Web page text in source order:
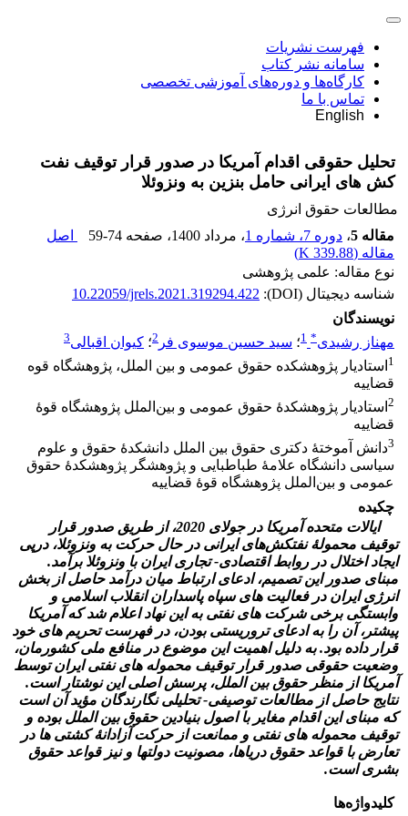
فهرست نشریات
سامانه نشر کتاب
کارگاه‌ها و دوره‌های آموزشی تخصصی
تماس با ما
English
تحلیل حقوقی اقدام آمریکا در صدور قرار توقیف نفت
کش های ‏ایرانی حامل بنزین به ونزوئلا
مطالعات حقوق انرژی
مقاله 5
، دوره 7، شماره 1 ، مرداد 1400 ، صفحه 59-74
اصل
مقاله (339.88 K
)
نوع مقاله: علمی پژوهشی
شناسه دیجیتال (DOI):
10.22059/jrels.2021.319294.422
نویسندگان
مهناز رشیدی*
1؛ سید حسین موسوی فر 2؛ کیوان اقبالی3
1
استادیار پژوهشکده حقوق عمومی و بین ‎الملل، پژوهشگاه قوه
قضاییه
2 استادیار پژوهشکدۀ حقوق عمومی و بین‌الملل پژوهشگاه قوۀ
قضاییه
3دانش آموختۀ دکتری حقوق بین الملل دانشکدۀ حقوق و علوم
سیاسی دانشگاه علامۀ طباطبایی ‏و پژوهشگر پژوهشکدۀ حقوق
عمومی و بین‌الملل پژوهشگاه قوۀ قضاییه
چکیده
ایالات متحده آمریکا در جولای 2020، از طریق صدور قرار
توقیف محمولۀ نفت­­کش‌های ایرانی در حال حرکت به ونزوئلا، درپی
ایجاد اختلال در روابط اقتصادی- تجاری ایران با ونزوئلا برآمد.
مبنای صدور این تصمیم، ادعای ارتباط میان درآمد حاصل از بخش
انرژی ایران در فعالیت­ های سپاه پاسداران انقلاب اسلامی و
وابستگی برخی شرکت­ های نفتی به این نهاد اعلام شد که آمریکا
پیش­تر، آن را به ادعای تروریستی بودن، در فهرست تحریم­ های خود
قرار داده بود. به دلیل اهمیت این موضوع در منافع ملی کشورمان،
وضعیت حقوقی صدور قرار توقیف محموله­ های نفتی ایران توسط
آمریکا از منظر حقوق بین­ الملل، پرسش اصلی این نوشتار است.
نتایج حاصل از مطالعات توصیفی- تحلیلی نگارندگان مؤید آن است
که مبنای این اقدام مغایر با اصول بنیادین حقوق بین­ الملل بوده و
توقیف محموله­ های نفتی و ممانعت از حرکت آزادانۀ کشتی­ ها در
تعارض با قواعد حقوق دریاها، مصونیت دولت­ها و نیز قواعد حقوق
بشری است.
کلیدواژه‌ها